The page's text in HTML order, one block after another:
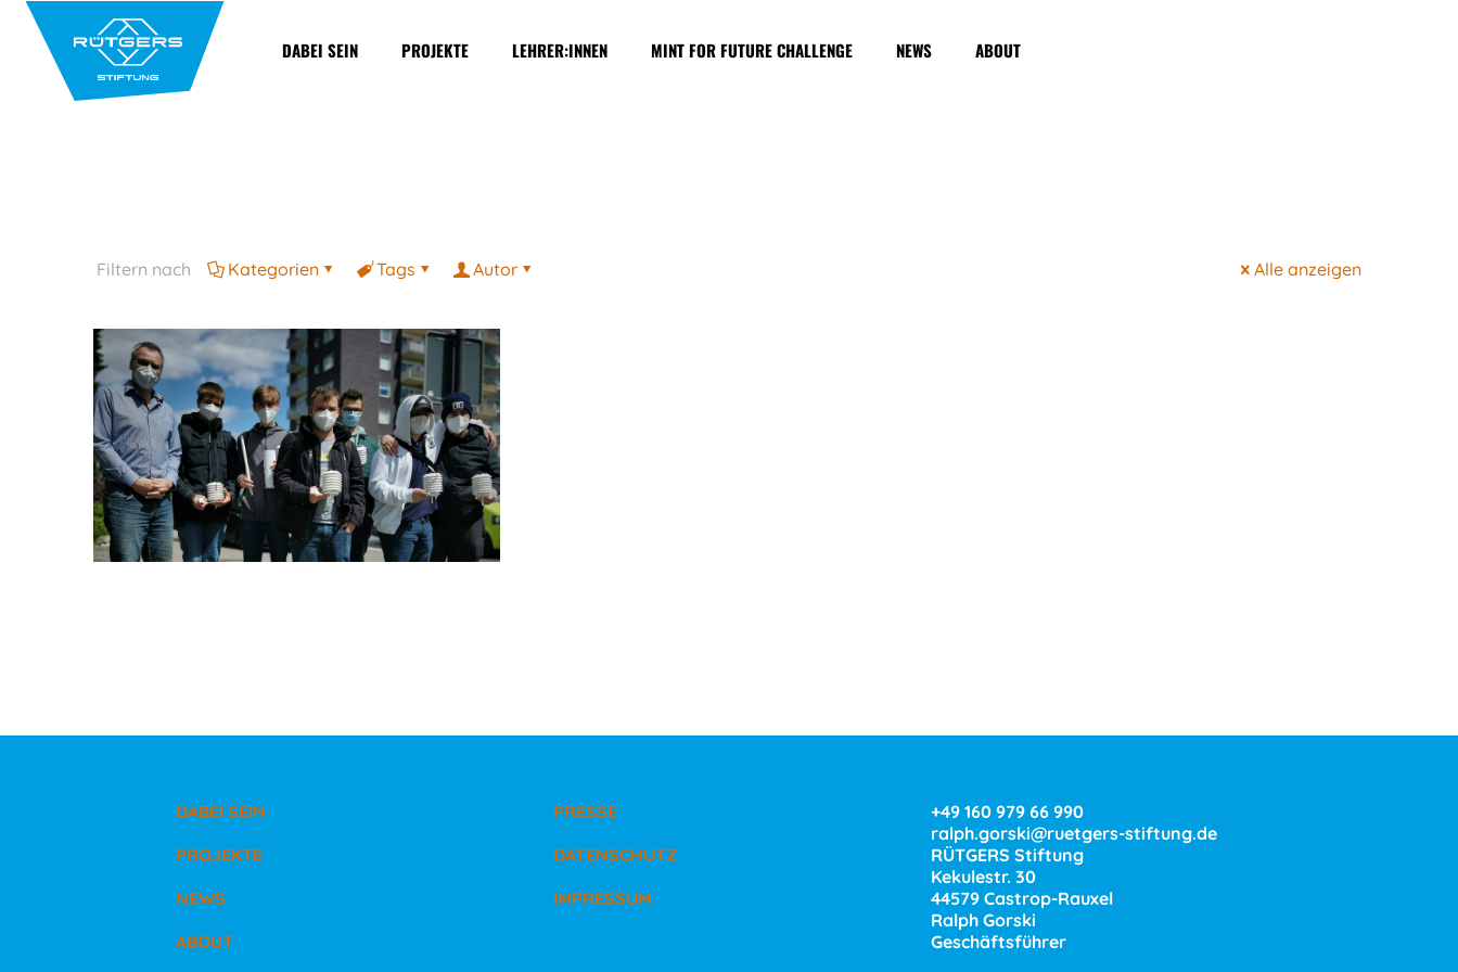
DABEI SEIN PROJEKTE LEHRER:INNEN MINT FOR FUTURE CHALLENGE NEWS ABOUT
Filtern nach Kategorien Tags Autor Alle anzeigen
DABEI SEIN
PROJEKTE
NEWS
ABOUT
PRESSE
DATENSCHUTZ
IMPRESSUM
+49 160 979 66 990
ralph.gorski@ruetgers-stiftung.de
RÜTGERS Stiftung
Kekulestr. 30
44579 Castrop-Rauxel
Ralph Gorski
Geschäftsführer